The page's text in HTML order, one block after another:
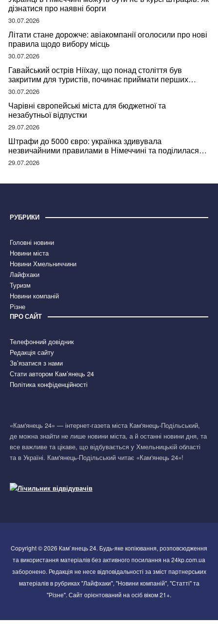
дізнатися про наявні борги
30.07.2026
Літати стане дорожче: авіакомпанії оголосили про нові
правила щодо вибору місць
30.07.2026
Гавайський острів Ніїхау, що понад століття був
закритим для туристів, починає приймати перших
відвідувачів
30.07.2026
Чарівні європейські міста для бюджетної та
незабутньої відпустки
29.07.2026
Штрафи до 5000 євро: українка здивувала
незвичайними правилами в Німеччині та поділилася
правдою
29.07.2026
РУБРИКИ
Головні новини
Новини міста
Новини Хмельниччини
Лайфхаки
Туризм
Новини компаній
Різне
ПРО САЙТ
Телефонний довідник
Редакція сайту
Зв’язатися з нами
Стати автором Кам’янець 24
Політика конфіденційності
«Кам'янець 24» — інтернет-газета міста Кам'янець-Подільський,
де можна знайти не лише новини міста, а й останні новини дня, та
все важливе та цікаве, що відбувається у Хмельницькій області
та в Україні. Кам'янець-Подільський читає «Кам'янець 24»!
Copyright © 2026 Кам`янець 24. Будь-яке копіювання, розповсюдження
та використання матеріалів без активного посилання на 24kp.com.ua
заборонено. Редакція не несе відповідальності за зміст партнерських
матеріалів в рубриках "Лайфхаки", "Новини компаній", "Статті" та
"Різне". Сайт орієнтований на осіб віком 21+.